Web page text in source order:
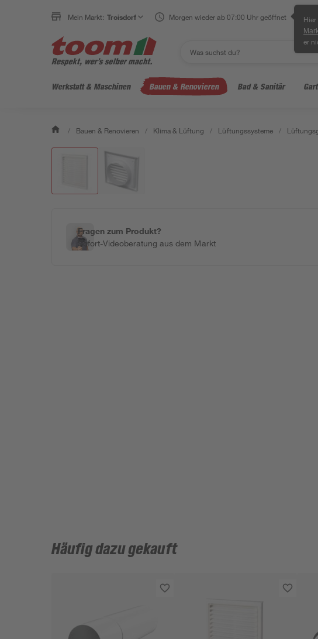
Mein Markt: Troisdorf Morgen wieder ab 07:00 Uhr geöffnet
er
Werkstatt & Maschinen Bauen & Renovieren Bad & Sanitär
/ Bauen & Renovieren / Klima & Lüftung / Lüftungssysteme /
Fragen zum Produkt?
Sofort-Videoberatung aus dem Markt
Häufig dazu gekauft